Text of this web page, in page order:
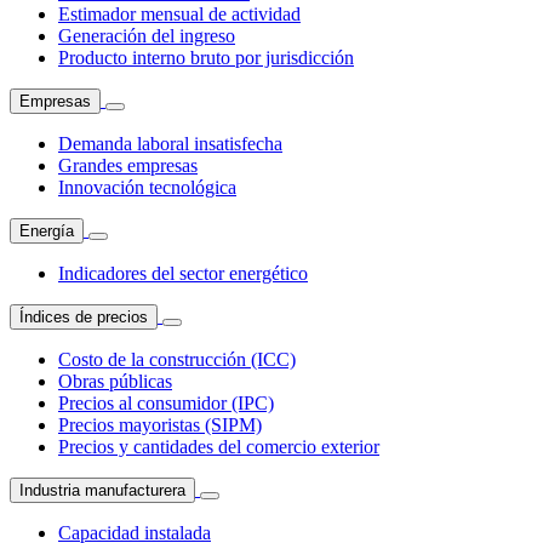
Estimador mensual de actividad
Generación del ingreso
Producto interno bruto por jurisdicción
Empresas
Demanda laboral insatisfecha
Grandes empresas
Innovación tecnológica
Energía
Indicadores del sector energético
Índices de precios
Costo de la construcción (ICC)
Obras públicas
Precios al consumidor (IPC)
Precios mayoristas (SIPM)
Precios y cantidades del comercio exterior
Industria manufacturera
Capacidad instalada